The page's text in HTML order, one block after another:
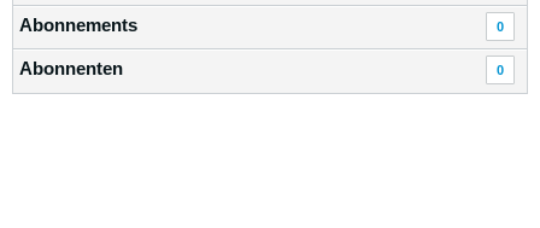
Abonnements 0
Abonnenten 0